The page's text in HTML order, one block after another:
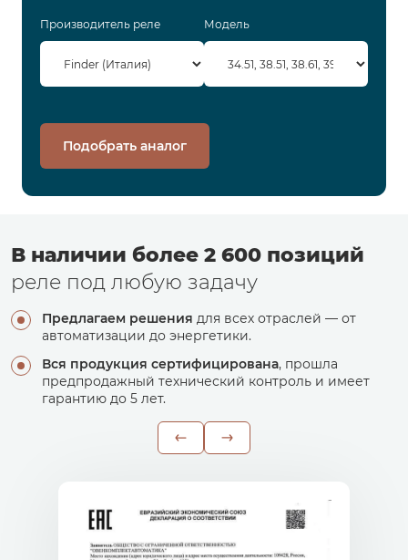
Производитель реле Модель
Подобрать аналог
В наличии более 2 600 позиций
реле под любую задачу
Предлагаем решения для всех отраслей — от
автоматизации до энергетики.
Вся продукция сертифицирована, прошла
предпродажный технический контроль и имеет
гарантию до 5 лет.